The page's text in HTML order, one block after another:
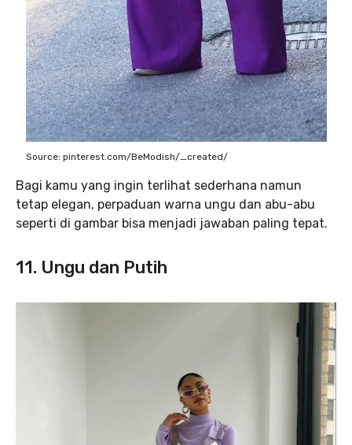
Source: pinterest.com/BeModish/_created/
Bagi kamu yang ingin terlihat sederhana namun
tetap elegan, perpaduan warna ungu dan abu-abu
seperti di gambar bisa menjadi jawaban paling tepat.
11. Ungu dan Putih